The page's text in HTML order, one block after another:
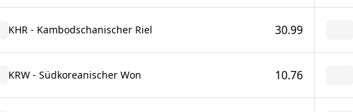
KHR - Kambodschanischer Riel 30.99
KRW - Südkoreanischer Won 10.76